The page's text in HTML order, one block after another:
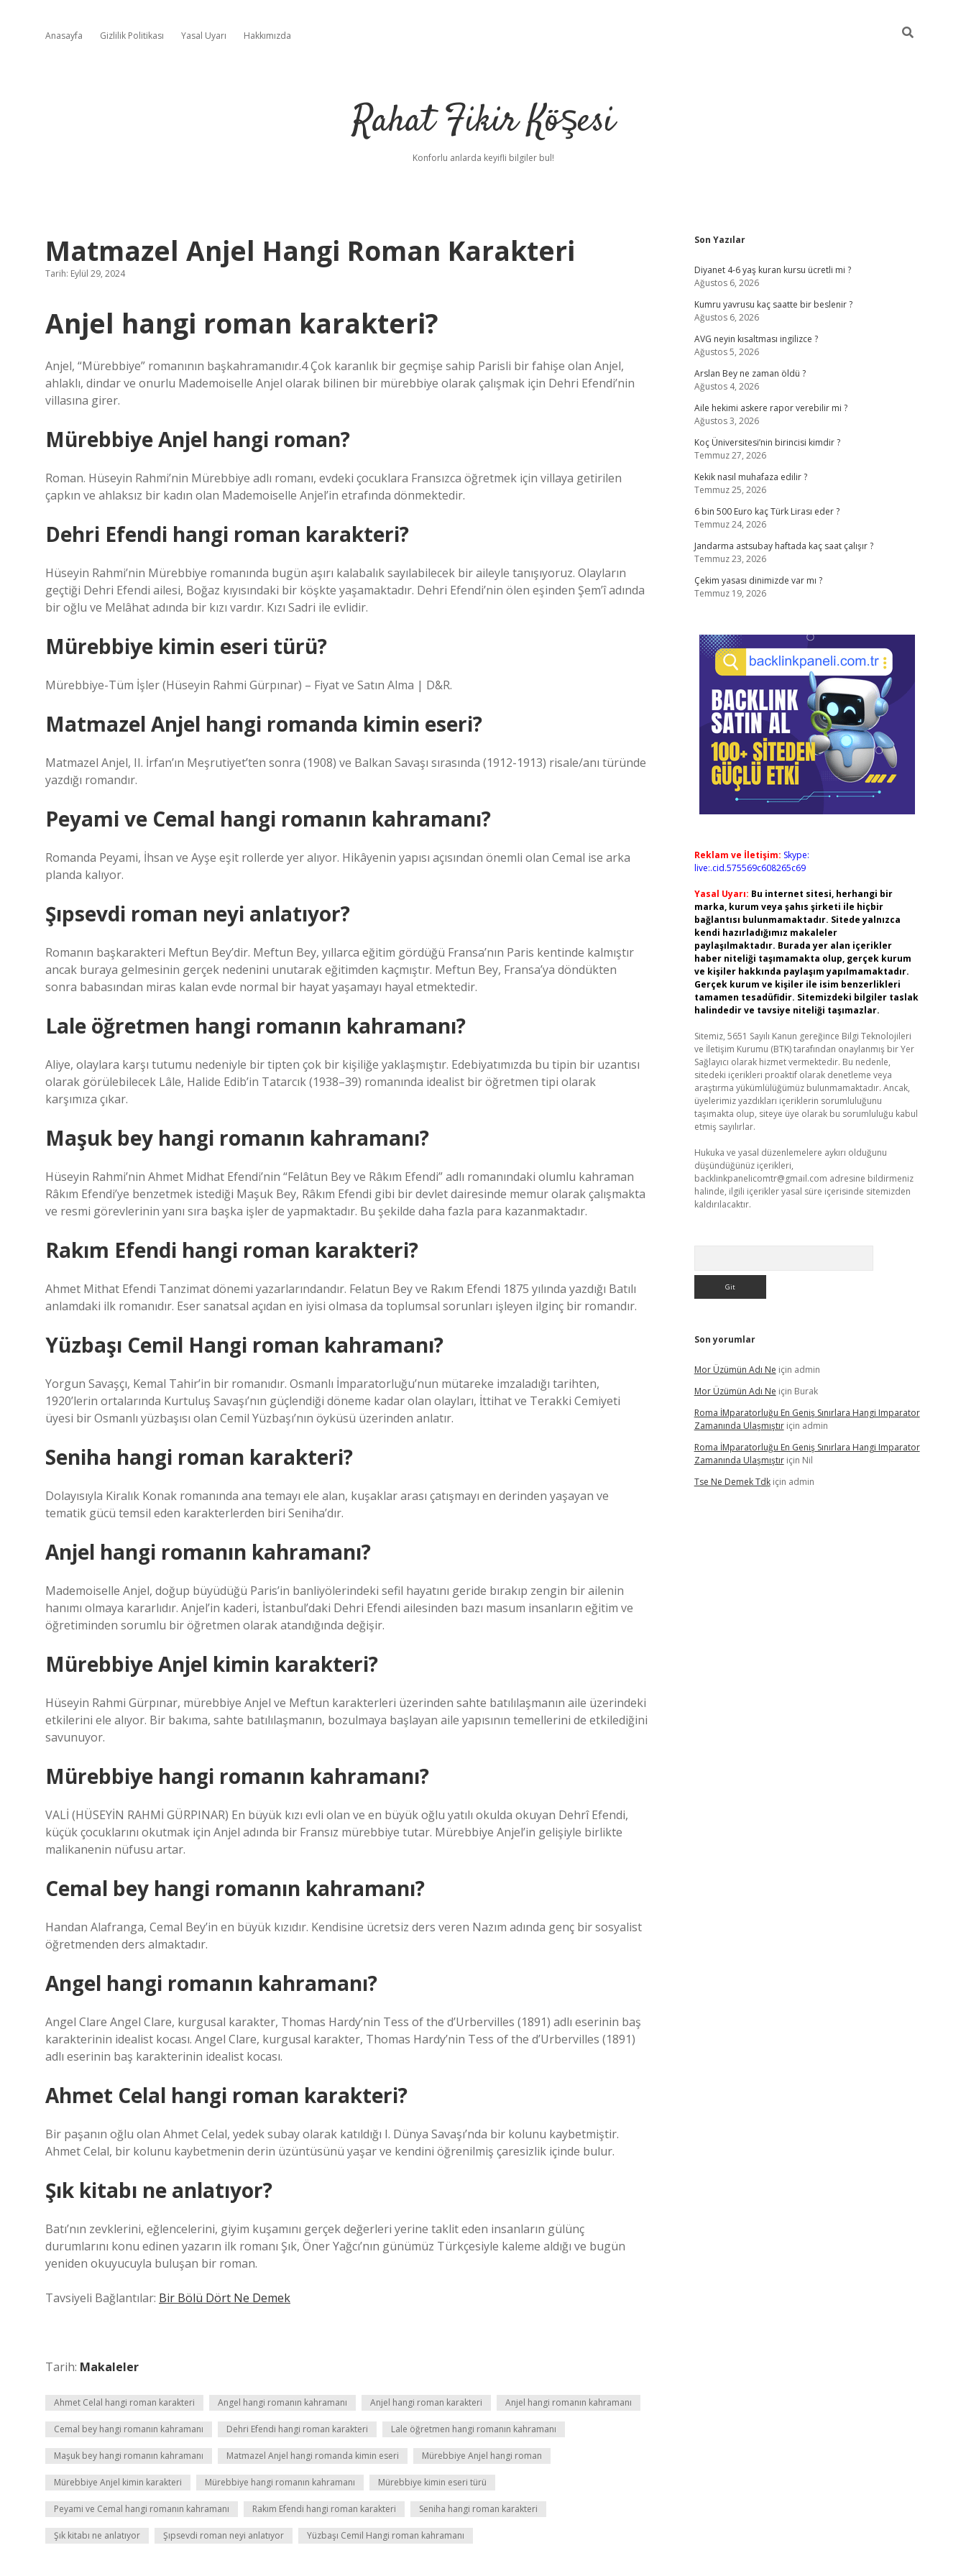
Anasayfa Gizlilik Politikası Yasal Uyarı Hakkımızda
Rahat Fikir Köşesi
Konforlu anlarda keyifli bilgiler bul!
Matmazel Anjel Hangi Roman Karakteri
Tarih: Eylül 29, 2024
Anjel hangi roman karakteri?
Anjel, “Mürebbiye” romanının başkahramanıdır.4 Çok karanlık bir geçmişe sahip Parisli bir fahişe olan Anjel,
ahlaklı, dindar ve onurlu Mademoiselle Anjel olarak bilinen bir mürebbiye olarak çalışmak için Dehri Efendi’nin
villasına girer.
Mürebbiye Anjel hangi roman?
Roman. Hüseyin Rahmi’nin Mürebbiye adlı romanı, evdeki çocuklara Fransızca öğretmek için villaya getirilen
çapkın ve ahlaksız bir kadın olan Mademoiselle Anjel’in etrafında dönmektedir.
Dehri Efendi hangi roman karakteri?
Hüseyin Rahmi’nin Mürebbiye romanında bugün aşırı kalabalık sayılabilecek bir aileyle tanışıyoruz. Olayların
geçtiği Dehri Efendi ailesi, Boğaz kıyısındaki bir köşkte yaşamaktadır. Dehri Efendi’nin ölen eşinden Şem’î adında
bir oğlu ve Melâhat adında bir kızı vardır. Kızı Sadri ile evlidir.
Mürebbiye kimin eseri türü?
Mürebbiye-Tüm İşler (Hüseyin Rahmi Gürpınar) – Fiyat ve Satın Alma | D&R.
Matmazel Anjel hangi romanda kimin eseri?
Matmazel Anjel, II. İrfan’ın Meşrutiyet’ten sonra (1908) ve Balkan Savaşı sırasında (1912-1913) risale/anı türünde
yazdığı romandır.
Peyami ve Cemal hangi romanın kahramanı?
Romanda Peyami, İhsan ve Ayşe eşit rollerde yer alıyor. Hikâyenin yapısı açısından önemli olan Cemal ise arka
planda kalıyor.
Şıpsevdi roman neyi anlatıyor?
Romanın başkarakteri Meftun Bey’dir. Meftun Bey, yıllarca eğitim gördüğü Fransa’nın Paris kentinde kalmıştır
ancak buraya gelmesinin gerçek nedenini unutarak eğitimden kaçmıştır. Meftun Bey, Fransa’ya döndükten
sonra babasından miras kalan evde normal bir hayat yaşamayı hayal etmektedir.
Lale öğretmen hangi romanın kahramanı?
Aliye, olaylara karşı tutumu nedeniyle bir tipten çok bir kişiliğe yaklaşmıştır. Edebiyatımızda bu tipin bir uzantısı
olarak görülebilecek Lâle, Halide Edib’in Tatarcık (1938–39) romanında idealist bir öğretmen tipi olarak
karşımıza çıkar.
Maşuk bey hangi romanın kahramanı?
Hüseyin Rahmi’nin Ahmet Midhat Efendi’nin “Felâtun Bey ve Râkım Efendi” adlı romanındaki olumlu kahraman
Râkım Efendi’ye benzetmek istediği Maşuk Bey, Râkım Efendi gibi bir devlet dairesinde memur olarak çalışmakta
ve resmi görevlerinin yanı sıra başka işler de yapmaktadır. Bu şekilde daha fazla para kazanmaktadır.
Rakım Efendi hangi roman karakteri?
Ahmet Mithat Efendi Tanzimat dönemi yazarlarındandır. Felatun Bey ve Rakım Efendi 1875 yılında yazdığı Batılı
anlamdaki ilk romanıdır. Eser sanatsal açıdan en iyisi olmasa da toplumsal sorunları işleyen ilginç bir romandır.
Yüzbaşı Cemil Hangi roman kahramanı?
Yorgun Savaşçı, Kemal Tahir’in bir romanıdır. Osmanlı İmparatorluğu’nun mütareke imzaladığı tarihten,
1920’lerin ortalarında Kurtuluş Savaşı’nın güçlendiği döneme kadar olan olayları, İttihat ve Terakki Cemiyeti
üyesi bir Osmanlı yüzbaşısı olan Cemil Yüzbaşı’nın öyküsü üzerinden anlatır.
Seniha hangi roman karakteri?
Dolayısıyla Kiralık Konak romanında ana temayı ele alan, kuşaklar arası çatışmayı en derinden yaşayan ve
tematik gücü temsil eden karakterlerden biri Seniha’dır.
Anjel hangi romanın kahramanı?
Mademoiselle Anjel, doğup büyüdüğü Paris’in banliyölerindeki sefil hayatını geride bırakıp zengin bir ailenin
hanımı olmaya kararlıdır. Anjel’in kaderi, İstanbul’daki Dehri Efendi ailesinden bazı masum insanların eğitim ve
öğretiminden sorumlu bir öğretmen olarak atandığında değişir.
Mürebbiye Anjel kimin karakteri?
Hüseyin Rahmi Gürpınar, mürebbiye Anjel ve Meftun karakterleri üzerinden sahte batılılaşmanın aile üzerindeki
etkilerini ele alıyor. Bir bakıma, sahte batılılaşmanın, bozulmaya başlayan aile yapısının temellerini de etkilediğini
savunuyor.
Mürebbiye hangi romanın kahramanı?
VALİ (HÜSEYİN RAHMİ GÜRPINAR) En büyük kızı evli olan ve en büyük oğlu yatılı okulda okuyan Dehrî Efendi,
küçük çocuklarını okutmak için Anjel adında bir Fransız mürebbiye tutar. Mürebbiye Anjel’in gelişiyle birlikte
malikanenin nüfusu artar.
Cemal bey hangi romanın kahramanı?
Handan Alafranga, Cemal Bey’in en büyük kızıdır. Kendisine ücretsiz ders veren Nazım adında genç bir sosyalist
öğretmenden ders almaktadır.
Angel hangi romanın kahramanı?
Angel Clare Angel Clare, kurgusal karakter, Thomas Hardy’nin Tess of the d’Urbervilles (1891) adlı eserinin baş
karakterinin idealist kocası. Angel Clare, kurgusal karakter, Thomas Hardy’nin Tess of the d’Urbervilles (1891)
adlı eserinin baş karakterinin idealist kocası.
Ahmet Celal hangi roman karakteri?
Bir paşanın oğlu olan Ahmet Celal, yedek subay olarak katıldığı I. Dünya Savaşı’nda bir kolunu kaybetmiştir.
Ahmet Celal, bir kolunu kaybetmenin derin üzüntüsünü yaşar ve kendini öğrenilmiş çaresizlik içinde bulur.
Şık kitabı ne anlatıyor?
Batı’nın zevklerini, eğlencelerini, giyim kuşamını gerçek değerleri yerine taklit eden insanların gülünç
durumlarını konu edinen yazarın ilk romanı Şık, Öner Yağcı’nın günümüz Türkçesiyle kaleme aldığı ve bugün
yeniden okuyucuyla buluşan bir roman.
Tavsiyeli Bağlantılar: Bir Bölü Dört Ne Demek
Tarih: Makaleler
Ahmet Celal hangi roman karakteri Angel hangi romanın kahramanı Anjel hangi roman karakteri Anjel hangi romanın kahramanı
Cemal bey hangi romanın kahramanı Dehri Efendi hangi roman karakteri Lale öğretmen hangi romanın kahramanı
Maşuk bey hangi romanın kahramanı Matmazel Anjel hangi romanda kimin eseri Mürebbiye Anjel hangi roman
Mürebbiye Anjel kimin karakteri Mürebbiye hangi romanın kahramanı Mürebbiye kimin eseri türü
Peyami ve Cemal hangi romanın kahramanı Rakım Efendi hangi roman karakteri Seniha hangi roman karakteri
Şık kitabı ne anlatıyor Şıpsevdi roman neyi anlatıyor Yüzbaşı Cemil Hangi roman kahramanı
Sidebar
Son Yazılar
Diyanet 4-6 yaş kuran kursu ücretli mi ?
Ağustos 6, 2026
Kumru yavrusu kaç saatte bir beslenir ?
Ağustos 6, 2026
AVG neyin kısaltması ingilizce ?
Ağustos 5, 2026
Arslan Bey ne zaman öldü ?
Ağustos 4, 2026
Aile hekimi askere rapor verebilir mi ?
Ağustos 3, 2026
Koç Üniversitesi’nin birincisi kimdir ?
Temmuz 27, 2026
Kekik nasıl muhafaza edilir ?
Temmuz 25, 2026
6 bin 500 Euro kaç Türk Lirası eder ?
Temmuz 24, 2026
Jandarma astsubay haftada kaç saat çalışır ?
Temmuz 23, 2026
Çekim yasası dinimizde var mı ?
Temmuz 19, 2026
Reklam ve İletişim: Skype:
live:.cid.575569c608265c69
Yasal Uyarı: Bu internet sitesi, herhangi bir
marka, kurum veya şahıs şirketi ile hiçbir
bağlantısı bulunmamaktadır. Sitede yalnızca
kendi hazırladığımız makaleler
paylaşılmaktadır. Burada yer alan içerikler
haber niteliği taşımamakta olup, gerçek kurum
ve kişiler hakkında paylaşım yapılmamaktadır.
Gerçek kurum ve kişiler ile isim benzerlikleri
tamamen tesadüfidir. Sitemizdeki bilgiler taslak
halindedir ve tavsiye niteliği taşımazlar.
Sitemiz, 5651 Sayılı Kanun gereğince Bilgi Teknolojileri
ve İletişim Kurumu (BTK) tarafından onaylanmış bir Yer
Sağlayıcı olarak hizmet vermektedir. Bu nedenle,
sitedeki içerikleri proaktif olarak denetleme veya
araştırma yükümlülüğümüz bulunmamaktadır. Ancak,
üyelerimiz yazdıkları içeriklerin sorumluluğunu
taşımakta olup, siteye üye olarak bu sorumluluğu kabul
etmiş sayılırlar.
Hukuka ve yasal düzenlemelere aykırı olduğunu
düşündüğünüz içerikleri,
backlinkpanelicomtr@gmail.com adresine bildirmeniz
halinde, ilgili içerikler yasal süre içerisinde sitemizden
kaldırılacaktır.
Son yorumlar
Mor Üzümün Adı Ne için admin
Mor Üzümün Adı Ne için Burak
Roma İMparatorluğu En Geniş Sınırlara Hangi Imparator
Zamanında Ulaşmıştıriçin admin
Roma İMparatorluğu En Geniş Sınırlara Hangi Imparator
Zamanında Ulaşmıştıriçin Nil
Tse Ne Demek Tdkiçin admin
ilbet yeni giriş